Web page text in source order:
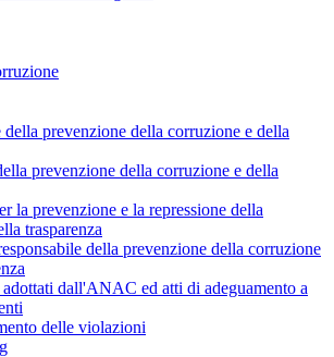
della prevenzione della corruzione e della
prevenzione della corruzione e della
la prevenzione e la repressione della
trasparenza
della prevenzione della corruzione
dall'ANAC ed atti di adeguamento a
delle violazioni